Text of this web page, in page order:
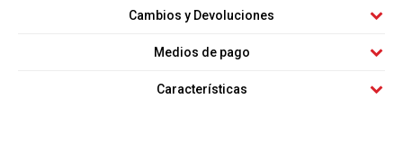
Cambios y Devoluciones
Medios de pago
Características